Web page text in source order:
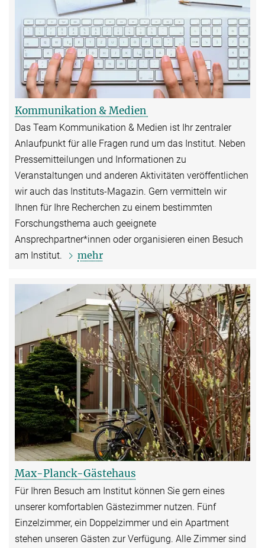
Kommunikation & Medien
Das Team Kommunikation & Medien ist Ihr zentraler
Anlaufpunkt für alle Fragen rund um das Institut. Neben
Pressemitteilungen und Informationen zu
Veranstaltungen und anderen Aktivitäten veröffentlichen
wir auch das Instituts-Magazin. Gern vermitteln wir
Ihnen für Ihre Recherchen zu einem bestimmten
Forschungsthema auch geeignete
Ansprechpartner*innen oder organisieren einen Besuch
am Institut.
mehr
Max-Planck-Gästehaus
Für Ihren Besuch am Institut können Sie gern eines
unserer komfortablen Gästezimmer nutzen. Fünf
Einzelzimmer, ein Doppelzimmer und ein Apartment
stehen unseren Gästen zur Verfügung. Alle Zimmer sind